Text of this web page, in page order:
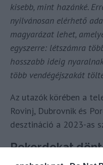
kisebb, mint hazánké.
nyilvánosan elérhető
magyarázat lehet,
egyszerre: létszámra
hosszabb ideig
több vendégéjszakát
Az utazók körében a
Rovinj, Dubrovnik és
desztináció a 2023-as
Rekordokat
turisták